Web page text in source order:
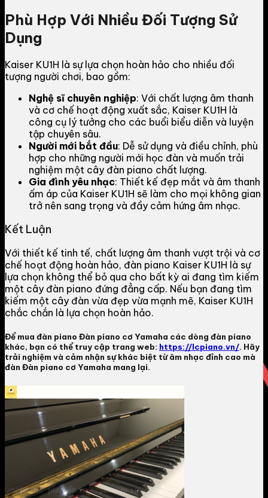
Phù Hợp Với Nhiều Đối Tượng Sử
Dụng
Kaiser KU1H là sự lựa chọn hoàn hảo cho nhiều đối
tượng người chơi, bao gồm:
Nghệ sĩ chuyên nghiệp: Với chất lượng âm thanh
và cơ chế hoạt động xuất sắc, Kaiser KU1H là
công cụ lý tưởng cho các buổi biểu diễn và luyện
tập chuyên sâu.
Người mới bắt đầu: Dễ sử dụng và điều chỉnh, phù
hợp cho những người mới học đàn và muốn trải
nghiệm một cây đàn piano chất lượng.
Gia đình yêu nhạc: Thiết kế đẹp mắt và âm thanh
ấm áp của Kaiser KU1H sẽ làm cho mọi không gian
trở nên sang trọng và đầy cảm hứng âm nhạc.
Kết Luận
Với thiết kế tinh tế, chất lượng âm thanh vượt trội và cơ
chế hoạt động hoàn hảo, đàn piano Kaiser KU1H là sự
lựa chọn không thể bỏ qua cho bất kỳ ai đang tìm kiếm
một cây đàn piano đứng đẳng cấp. Nếu bạn đang tìm
kiếm một cây đàn vừa đẹp vừa mạnh mẽ, Kaiser KU1H
chắc chắn là lựa chọn hoàn hảo.
Để mua đàn piano Đàn piano cơ Yamaha các dòng đàn piano
khác, bạn có thể truy cập trang web: https://lcpiano.vn/. Hãy
trải nghiệm và cảm nhận sự khác biệt từ âm nhạc đỉnh cao mà
đàn Đàn piano cơ Yamaha mang lại.